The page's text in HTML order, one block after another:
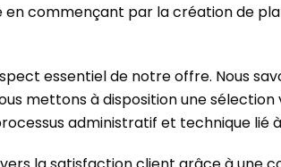
commençant par la création de
essentiel de notre offre. Nous
mettons à disposition une
administratif et technique lié